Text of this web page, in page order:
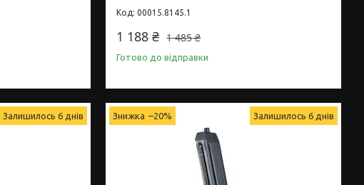
00015.8145.1
1 485 ₴
1 188 ₴
Готово до відправки
Залишилось 6 днів –20% Залишилось 6 днів